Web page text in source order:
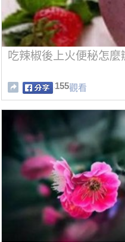
吃辣椒後上火便秘怎
155觀看